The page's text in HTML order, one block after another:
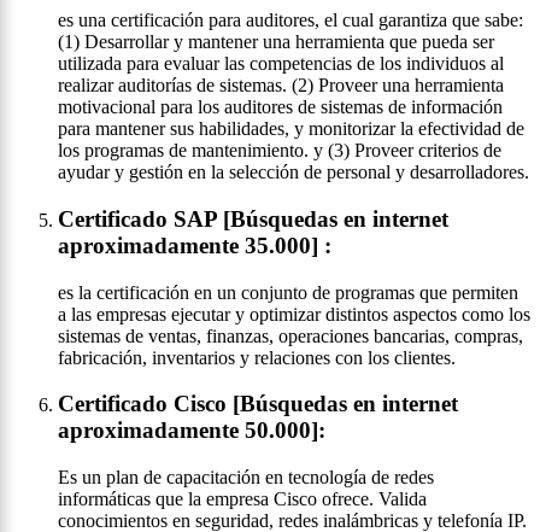
es una certificación para auditores, el cual garantiza que sabe:
(1) Desarrollar y mantener una herramienta que pueda ser
utilizada para evaluar las competencias de los individuos al
realizar auditorías de sistemas. (2) Proveer una herramienta
motivacional para los auditores de sistemas de información
para mantener sus habilidades, y monitorizar la efectividad de
los programas de mantenimiento. y (3) Proveer criterios de
ayudar y gestión en la selección de personal y desarrolladores.
Certificado SAP [Búsquedas en internet
aproximadamente 35.000] :
es la certificación en un conjunto de programas que permiten
a las empresas ejecutar y optimizar distintos aspectos como los
sistemas de ventas, finanzas, operaciones bancarias, compras,
fabricación, inventarios y relaciones con los clientes.
Certificado Cisco [Búsquedas en internet
aproximadamente 50.000]:
Es un plan de capacitación en tecnología de redes
informáticas que la empresa Cisco ofrece. Valida
conocimientos en seguridad, redes inalámbricas y telefonía IP.